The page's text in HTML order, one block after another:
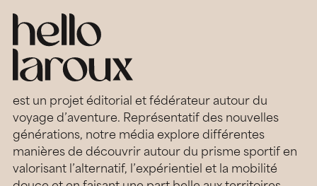
est un projet éditorial et fédérateur autour du
voyage d’aventure. Représentatif des nouvelles
générations, notre média explore différentes
manières de découvrir autour du prisme sportif en
valorisant l’alternatif, l’expérientiel et la mobilité